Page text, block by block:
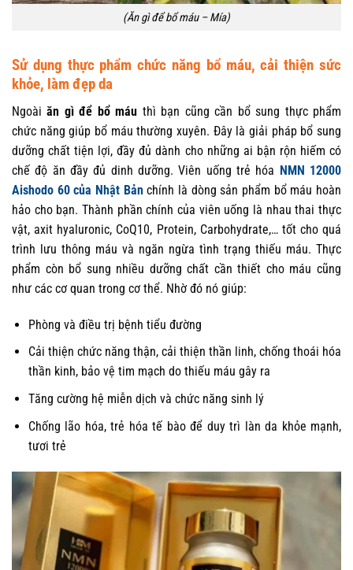
(Ăn gì để bổ máu – Mía)
Sử dụng thực phẩm chức năng bổ máu, cải thiện sức
khỏe, làm đẹp da
Ngoàiăn gì để bổ máu thì bạn cũng cần bổ sung thực phẩm
chức năng giúp bổ máu thường xuyên. Đây là giải pháp bổ sung
dưỡng chất tiện lợi, đầy đủ dành cho những ai bận rộn hiếm có
chế độ ăn đầy đủ dinh dưỡng. Viên uống trẻ hóa NMN 12000
Aishodo 60 của Nhật Bản chính là dòng sản phẩm bổ máu hoàn
hảo cho bạn. Thành phần chính của viên uống là nhau thai thực
vật, axit hyaluronic, CoQ10, Protein, Carbohydrate,… tốt cho quá
trình lưu thông máu và ngăn ngừa tình trạng thiếu máu. Thực
phẩm còn bổ sung nhiều dưỡng chất cần thiết cho máu cũng
như các cơ quan trong cơ thể. Nhờ đó nó giúp:
Phòng và điều trị bệnh tiểu đường
Cải thiện chức năng thận, cải thiện thần linh, chống thoái hóa
thần kinh, bảo vệ tim mạch do thiếu máu gây ra
Tăng cường hệ miễn dịch và chức năng sinh lý
Chống lão hóa, trẻ hóa tế bào để duy trì làn da khỏe mạnh,
tươi trẻ